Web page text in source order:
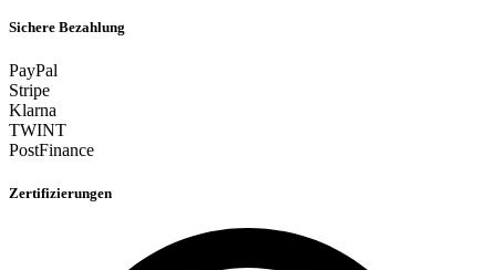
Sichere Bezahlung
PayPal
Stripe
Klarna
TWINT
PostFinance
Zertifizierungen